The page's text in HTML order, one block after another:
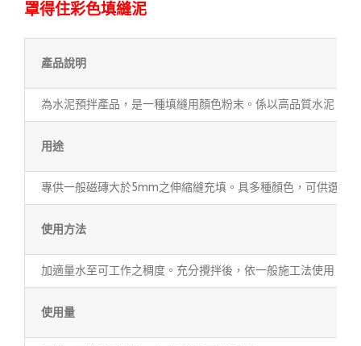
罩得住彩色填縫泥
產品說明
為水泥預拌產品，是一種填縫用顏色粉末。係以高品質水泥、
用途
專供一般磁磚大於5mm之伸縮縫充填。具多種顏色，可供選擇。
使用方法
加適量水至可工作之稠度。充分攪拌後，依一般施工法使用。
使用量